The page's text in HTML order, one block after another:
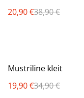
20,90 €38,90 €
%
Mustriline kleit
19,90 €34,90 €